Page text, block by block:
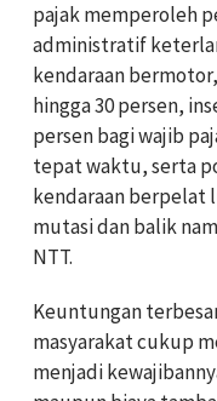
pajak memperoleh
administratif
kendaraan
hingga 30 persen,
persen bagi wajib
tepat waktu, serta
kendaraan berpelat
mutasi dan balik
NTT.
Keuntungan
masyarakat cukup
menjadi